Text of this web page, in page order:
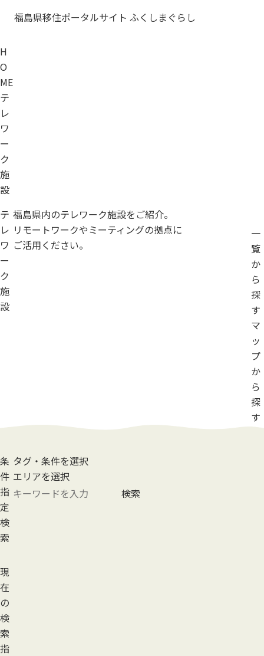
福島県移住ポータルサイト ふくしまぐらし
H
O
ME
テ
レ
ワ
ー
ク
施
設
テ
レ
ワ
ー
ク
施
設
福島県内のテレワーク施設をご紹介。
リモートワークやミーティングの拠点に
ご活用ください。
一
覧
か
ら
探
す
マ
ッ
プ
か
ら
探
す
条
件
指
定
検
索
タグ・条件を選択
エリアを選択
検索
現
在
の
検
索
指